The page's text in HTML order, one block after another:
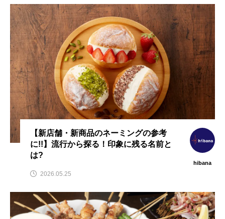
【新店舗・新商品のネーミングの参考
に!!】流行から探る！印象に残る名前と
は?
hibana
2026.05.25